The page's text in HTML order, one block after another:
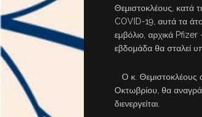
Θεμιστοκλέους, κατά
COVID-19, αυτά τα
εμβόλιο, αρχικά Pfizer
εβδομάδα θα σταλεί
Ο κ. Θεμιστοκλέους
Οκτωβρίου, θα
διενεργείται.